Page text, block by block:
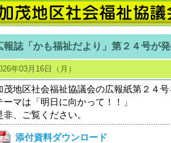
報誌「かも福祉だより」第２４号が
年03月16日（月）
茂地区社会福祉協議会の広報紙第２４号
ーマは「明日に向かって！！」
非、ご覧ください。
添付資料ダウンロード